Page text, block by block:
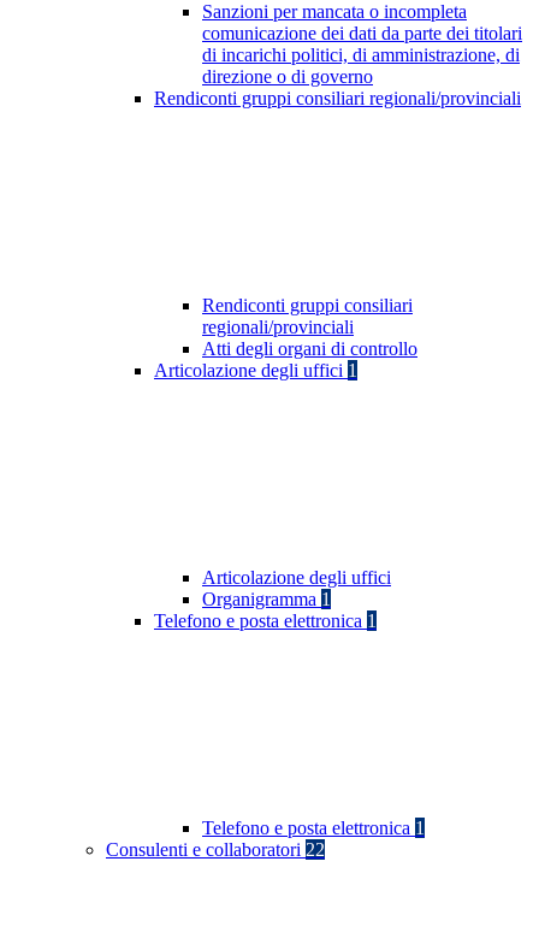
Sanzioni per mancata o incompleta
comunicazione dei dati da parte dei titolari
di incarichi politici, di amministrazione, di
direzione o di governo
Rendiconti gruppi consiliari regionali/provinciali
Rendiconti gruppi consiliari
regionali/provinciali
Atti degli organi di controllo
Articolazione degli uffici 1
Articolazione degli uffici
Organigramma 1
Telefono e posta elettronica 1
Telefono e posta elettronica 1
Consulenti e collaboratori 22